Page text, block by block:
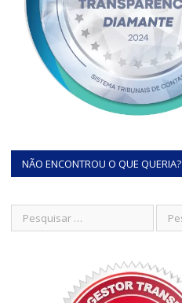
NÃO ENCONTROU O QUE QUERIA?